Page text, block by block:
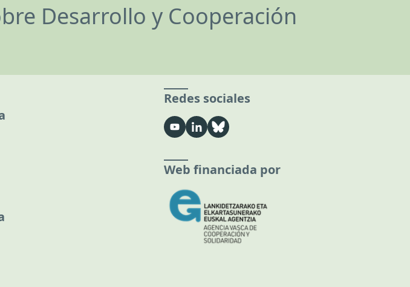
Desarrollo y Cooperación
Redes sociales
Web financiada por